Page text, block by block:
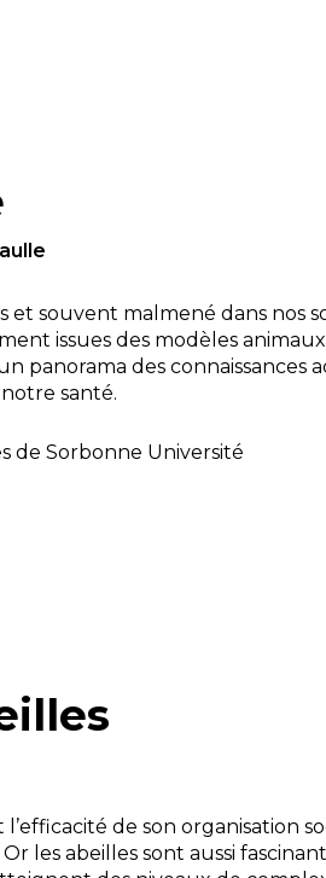
et souvent malmené dans nos
issues des modèles
panorama des connaissances
santé.
de Sorbonne Université
de son organisation
les abeilles sont aussi